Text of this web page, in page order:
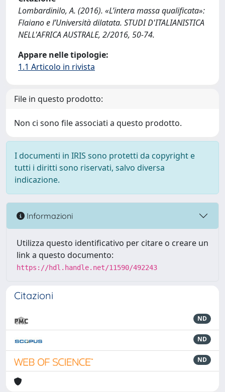
Lombardinilo, A. (2016). «L’intera massa qualificata»:
Flaiano e l’Università dilatata. STUDI D'ITALIANISTICA
NELL'AFRICA AUSTRALE, 2/2016, 50-74.
Appare nelle tipologie:
1.1 Articolo in rivista
File in questo prodotto:
Non ci sono file associati a questo prodotto.
I documenti in IRIS sono protetti da copyright e
tutti i diritti sono riservati, salvo diversa
indicazione.
Informazioni
Utilizza questo identificativo per citare o creare un
link a questo documento:
https://hdl.handle.net/11590/492243
Citazioni
ND
ND
ND